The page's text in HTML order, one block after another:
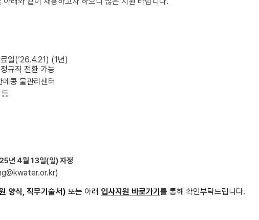
일(‘26.4.21) (1년)
규직 전환 가능
콩 물관리센터
년 4월 13일(일) 자정
양식, 직무기술서) 또는 아래 입사지원 바로가기 를 통해 확인부탁드립니다.